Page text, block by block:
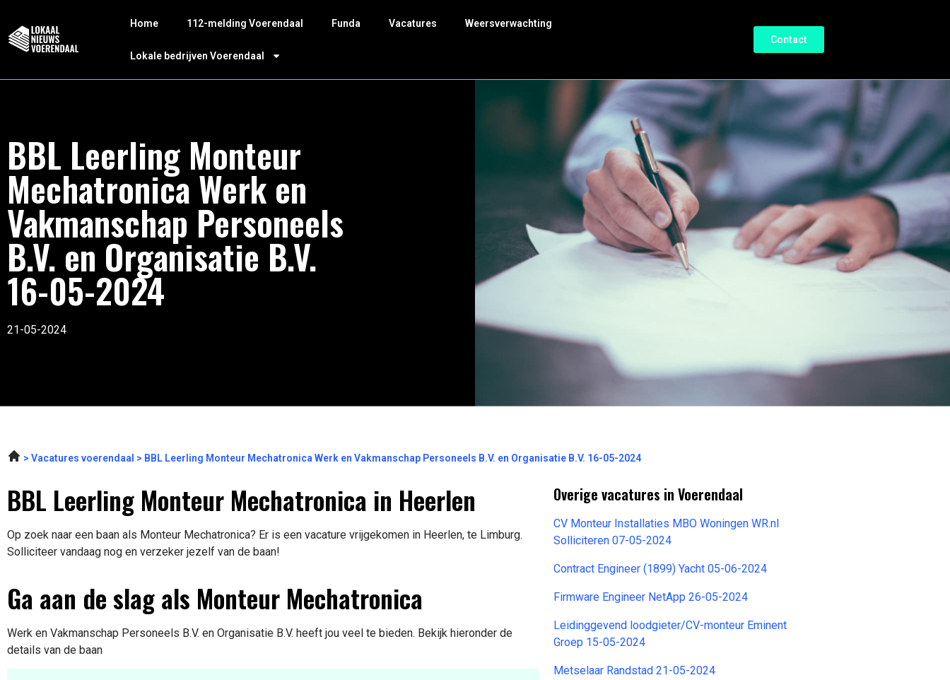
Home 112-melding Voerendaal Funda Vacatures Weersverwachting
Lokale bedrijven Voerendaal
Contact
BBL Leerling Monteur
Mechatronica Werk en
Vakmanschap Personeels
B.V. en Organisatie B.V.
16-05-2024
21-05-2024
Vacatures voerendaal BBL Leerling Monteur Mechatronica Werk en Vakmanschap Personeels B.V. en Organisatie B.V. 16-05-2024
BBL Leerling Monteur Mechatronica in Heerlen
Op zoek naar een baan als Monteur Mechatronica? Er is een vacature vrijgekomen in Heerlen, te Limburg.
Solliciteer vandaag nog en verzeker jezelf van de baan!
Ga aan de slag als Monteur Mechatronica
Werk en Vakmanschap Personeels B.V. en Organisatie B.V. heeft jou veel te bieden. Bekijk hieronder de
details van de baan
Overige vacatures in Voerendaal
CV Monteur Installaties MBO Woningen WR.nl
Solliciteren 07-05-2024
Contract Engineer (1899) Yacht 05-06-2024
Firmware Engineer NetApp 26-05-2024
Leidinggevend loodgieter/CV-monteur Eminent
Groep 15-05-2024
Metselaar Randstad 21-05-2024